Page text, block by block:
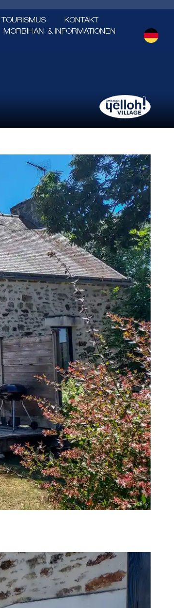
TOURISMUS
MORBIHAN
KONTAKT
& INFORMATIONEN